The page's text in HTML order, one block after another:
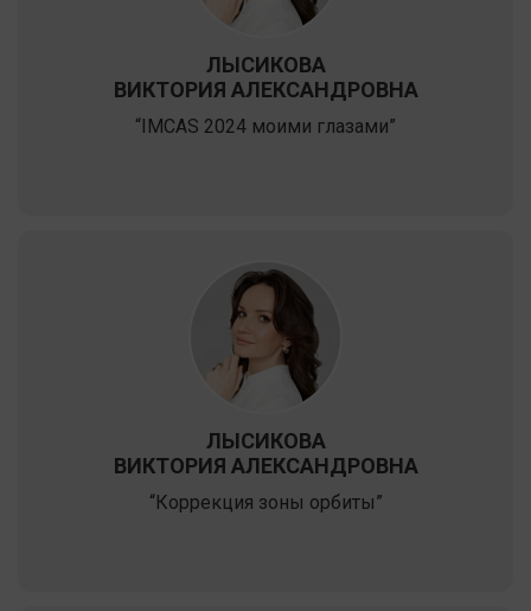
ЛЫСИКОВА
ВИКТОРИЯ АЛЕКСАНДРОВНА
“IMCAS 2024 моими глазами”
ЛЫСИКОВА
ВИКТОРИЯ АЛЕКСАНДРОВНА
“Коррекция зоны орбиты”